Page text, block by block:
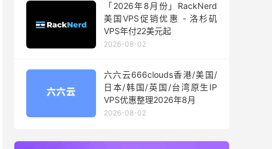
「2026年8月份」RackNerd
美国VPS促销优惠 - 洛杉矶
VPS年付22美元起
2026-08-02
六六云666clouds香港/美国/
日本/韩国/英国/台湾原生IP
VPS优惠整理2026年8月
2026-08-02